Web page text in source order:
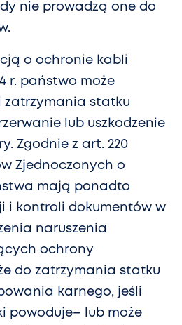
nie prowadzą one do
o ochronie kabli
r. państwo może
zatrzymania statku
lub uszkodzenie
Zgodnie z art. 220
Zjednoczonych o
mają ponadto
i kontroli dokumentów w
naruszenia
ochrony
do zatrzymania statku
karnego, jeśli
powoduje– lub może